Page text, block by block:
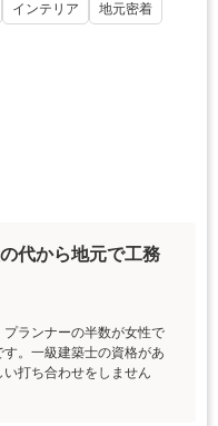
インテリア 地元密着
代から地元で工務
ランナーの半数が女性で
。一級建築士の資格があ
打ち合わせをしません